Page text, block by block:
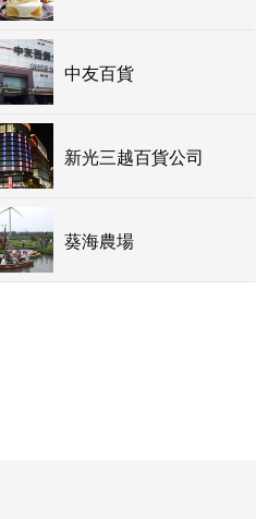
中友百貨
新光三越百貨公司
葵海農場